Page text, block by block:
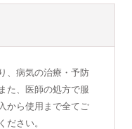
、病気の治療・予防
た、医師の処方で服
から使用まで全てご
ださい。